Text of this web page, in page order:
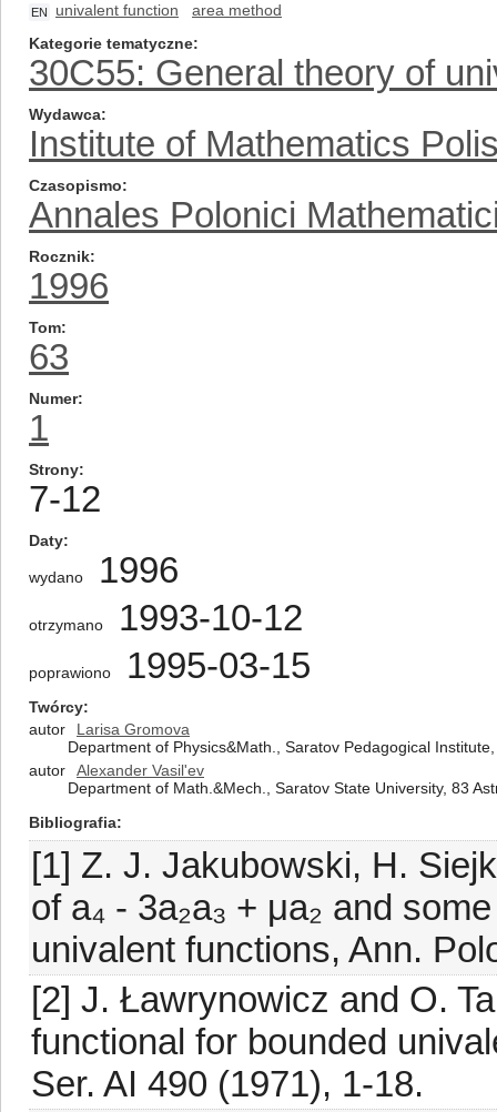
EN univalent function
area method
Kategorie tematyczne
30C55: General theory of
Wydawca
Institute of Mathematics
Czasopismo
Annales Polonici
Rocznik
1996
Tom
63
Numer
1
Strony
7-12
Daty
wydano 1996
otrzymano 1993-10-12
poprawiono 1995-03-15
Twórcy
autor
Larisa Gromova
Department of Physics&Math., Saratov Pedagogical
autor
Alexander Vasil'ev
Department of Math.&Mech., Saratov State University, 83
Bibliografia
[1] Z. J. Jakubowski, H.
of a₄ - 3a₂a₃ + μa₂ and
univalent functions, Ann.
[2] J. Ławrynowicz and O.
functional for bounded
Ser. AI 490 (1971), 1-18.